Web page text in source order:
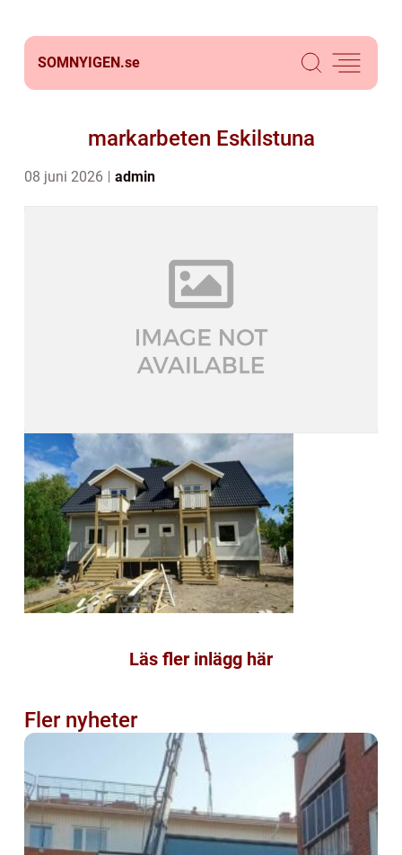
SOMNYIGEN.se
markarbeten Eskilstuna
08 juni 2026 admin
Läs fler inlägg här
Fler nyheter